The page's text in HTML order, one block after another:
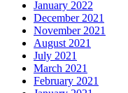
January 2022
December 2021
November 2021
August 2021
July 2021
March 2021
February 2021